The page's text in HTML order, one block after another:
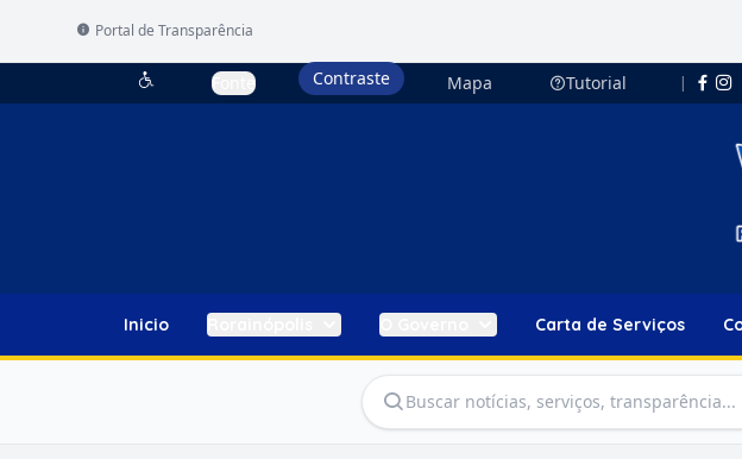
Portal de Transparência
Acessibilidade
Fonte Contraste Mapa Tutorial |
Inicio Carta de Serviços